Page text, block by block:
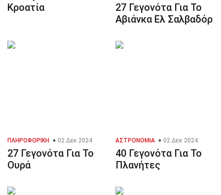
Κροατία
27 Γεγονότα Για Το
Αβιάνκα Ελ Σαλβαδόρ
ΠΛΗΡΟΦΟΡΙΚΉ 02 Δεκ 2024
27 Γεγονότα Για Το
Ουρά
ΑΣΤΡΟΝΟΜΊΑ 02 Δεκ 2024
40 Γεγονότα Για Το
Πλανήτες